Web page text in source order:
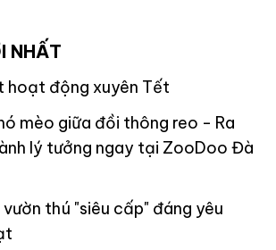
NHẤT
hoạt động xuyên Tết
mèo giữa đồi thông reo - Ra
lý tưởng ngay tại ZooDoo Đà
thú "siêu cấp" đáng yêu